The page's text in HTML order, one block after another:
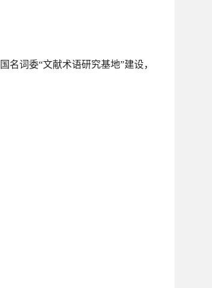
词委“文献术语研究基地”建设，